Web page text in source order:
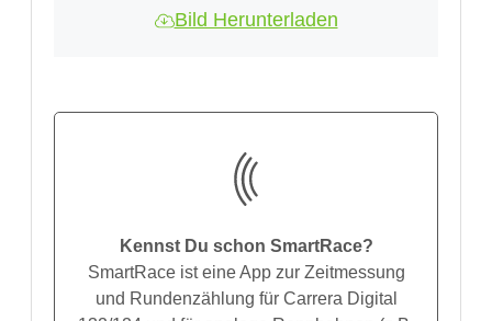
Bild Herunterladen
Kennst Du schon SmartRace?
SmartRace ist eine App zur Zeitmessung
und Rundenzählung für Carrera Digital